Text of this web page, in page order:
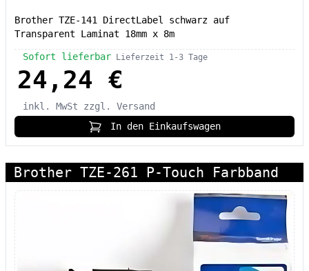
Brother TZE-141 DirectLabel schwarz auf
Transparent Laminat 18mm x 8m
Sofort lieferbar Lieferzeit 1-3 Tage
24,24 €
inkl. MwSt
zzgl. Versand
In den Einkaufswagen
Brother TZE-261 P-Touch Farbband